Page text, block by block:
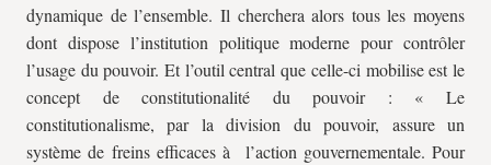
dynamique de l’ensemble. Il cherchera alors tous les moyens
dont dispose l’institution politique moderne pour contrôler
l’usage du pouvoir. Et l’outil central que celle-ci mobilise est le
concept de constitutionalité du pouvoir : « Le
constitutionalisme, par la division du pouvoir, assure un
système de freins efficaces à l’action gouvernementale. Pour